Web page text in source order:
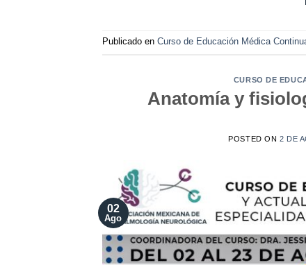
Publicado en Curso de Educación Médica
CURSO DE
Anatomía y
POSTED ON 2 DE
02
Ago